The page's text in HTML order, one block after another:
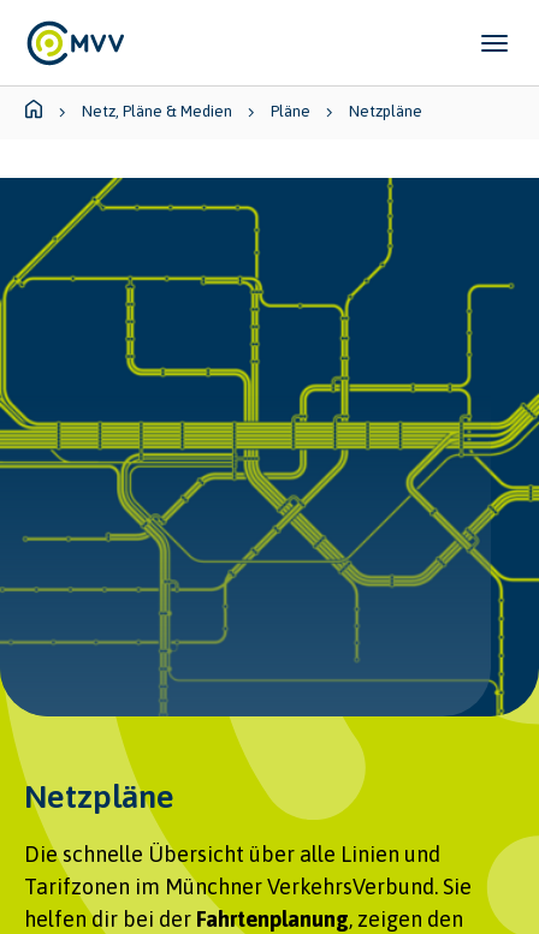
Skip to main content
Skip to page footer
You are here:Netz, Pläne & Medien Pläne Netzpläne
Netzpläne
Die schnelle Übersicht über alle Linien und
Tarifzonen im Münchner VerkehrsVerbund. Sie
helfen dir bei der Fahrtenplanung, zeigen den